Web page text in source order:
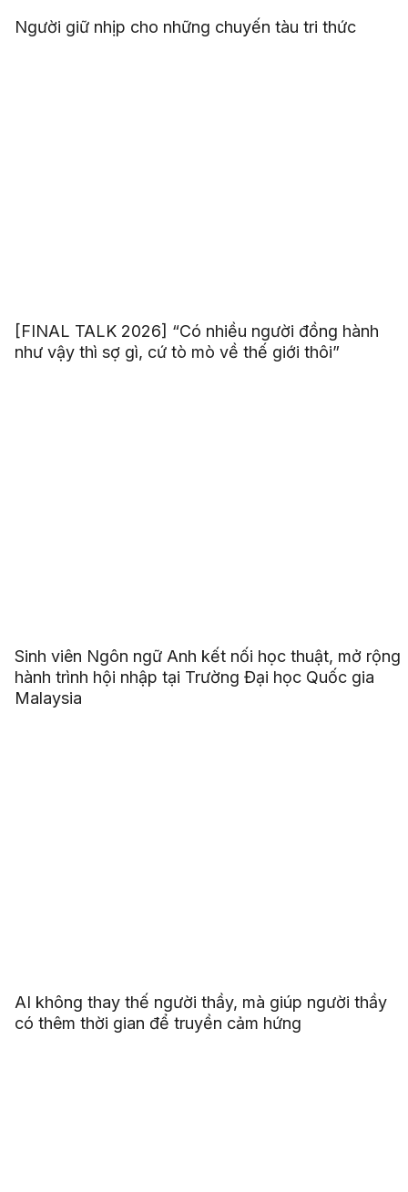
Người giữ nhịp cho những chuyến tàu tri thức
[FINAL TALK 2026] “Có nhiều người đồng hành
như vậy thì sợ gì, cứ tò mò về thế giới thôi”
Sinh viên Ngôn ngữ Anh kết nối học thuật, mở rộng
hành trình hội nhập tại Trường Đại học Quốc gia
Malaysia
AI không thay thế người thầy, mà giúp người thầy
có thêm thời gian để truyền cảm hứng